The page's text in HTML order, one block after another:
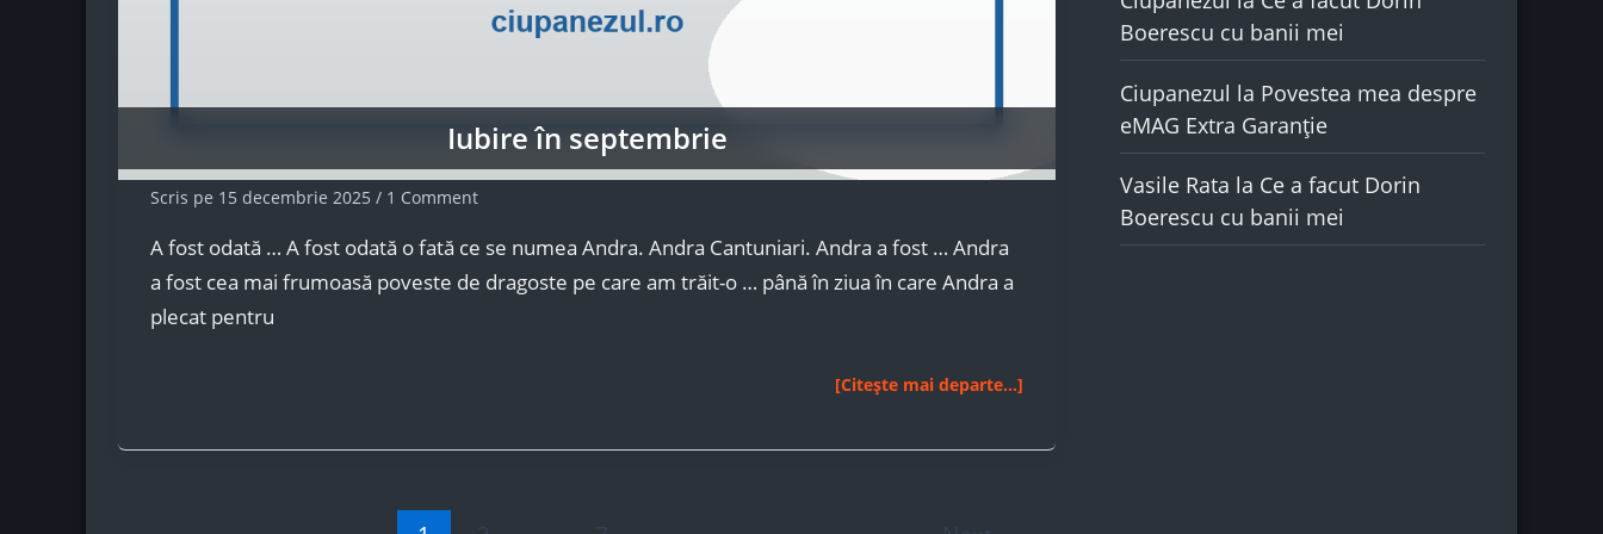
Iubire în septembrie
Scris pe 15 decembrie 2025 / 1 Comment
A fost odată … A fost odată o fată ce se numea Andra. Andra Cantuniari. Andra a fost … Andra
a fost cea mai frumoasă poveste de dragoste pe care am trăit-o … până în ziua în care Andra a
plecat pentru
Iubire
[Citește mai departe...]
Boerescu cu banii mei
Ciupanezul la Povestea mea despre
eMAG Extra Garanție
Vasile Rata la Ce a facut Dorin
Boerescu cu banii mei